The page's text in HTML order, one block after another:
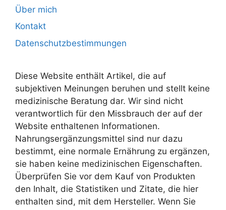
Über mich
Kontakt
Datenschutzbestimmungen
Diese Website enthält Artikel, die auf
subjektiven Meinungen beruhen und stellt keine
medizinische Beratung dar. Wir sind nicht
verantwortlich für den Missbrauch der auf der
Website enthaltenen Informationen.
Nahrungsergänzungsmittel sind nur dazu
bestimmt, eine normale Ernährung zu ergänzen,
sie haben keine medizinischen Eigenschaften.
Überprüfen Sie vor dem Kauf von Produkten
den Inhalt, die Statistiken und Zitate, die hier
enthalten sind, mit dem Hersteller. Wenn Sie